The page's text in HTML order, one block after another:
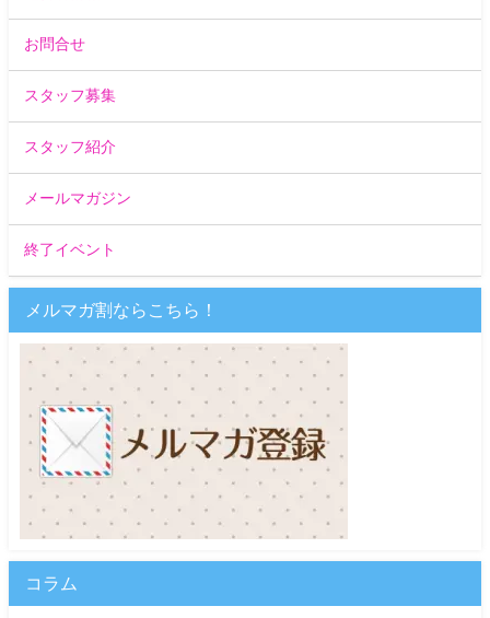
お問合せ
スタッフ募集
スタッフ紹介
メールマガジン
終了イベント
メルマガ割ならこちら！
コラム